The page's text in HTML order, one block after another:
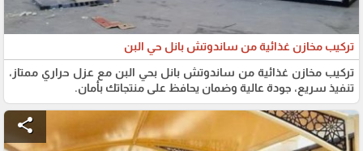
تركيب مخازن غذائية من ساندوتش بانل حي البن
تركيب مخازن غذائية من ساندوتش بانل بحي البن مع عزل حراري ممتاز،
تنفيذ سريع، جودة عالية وضمان يحافظ على منتجاتك بأمان.
share